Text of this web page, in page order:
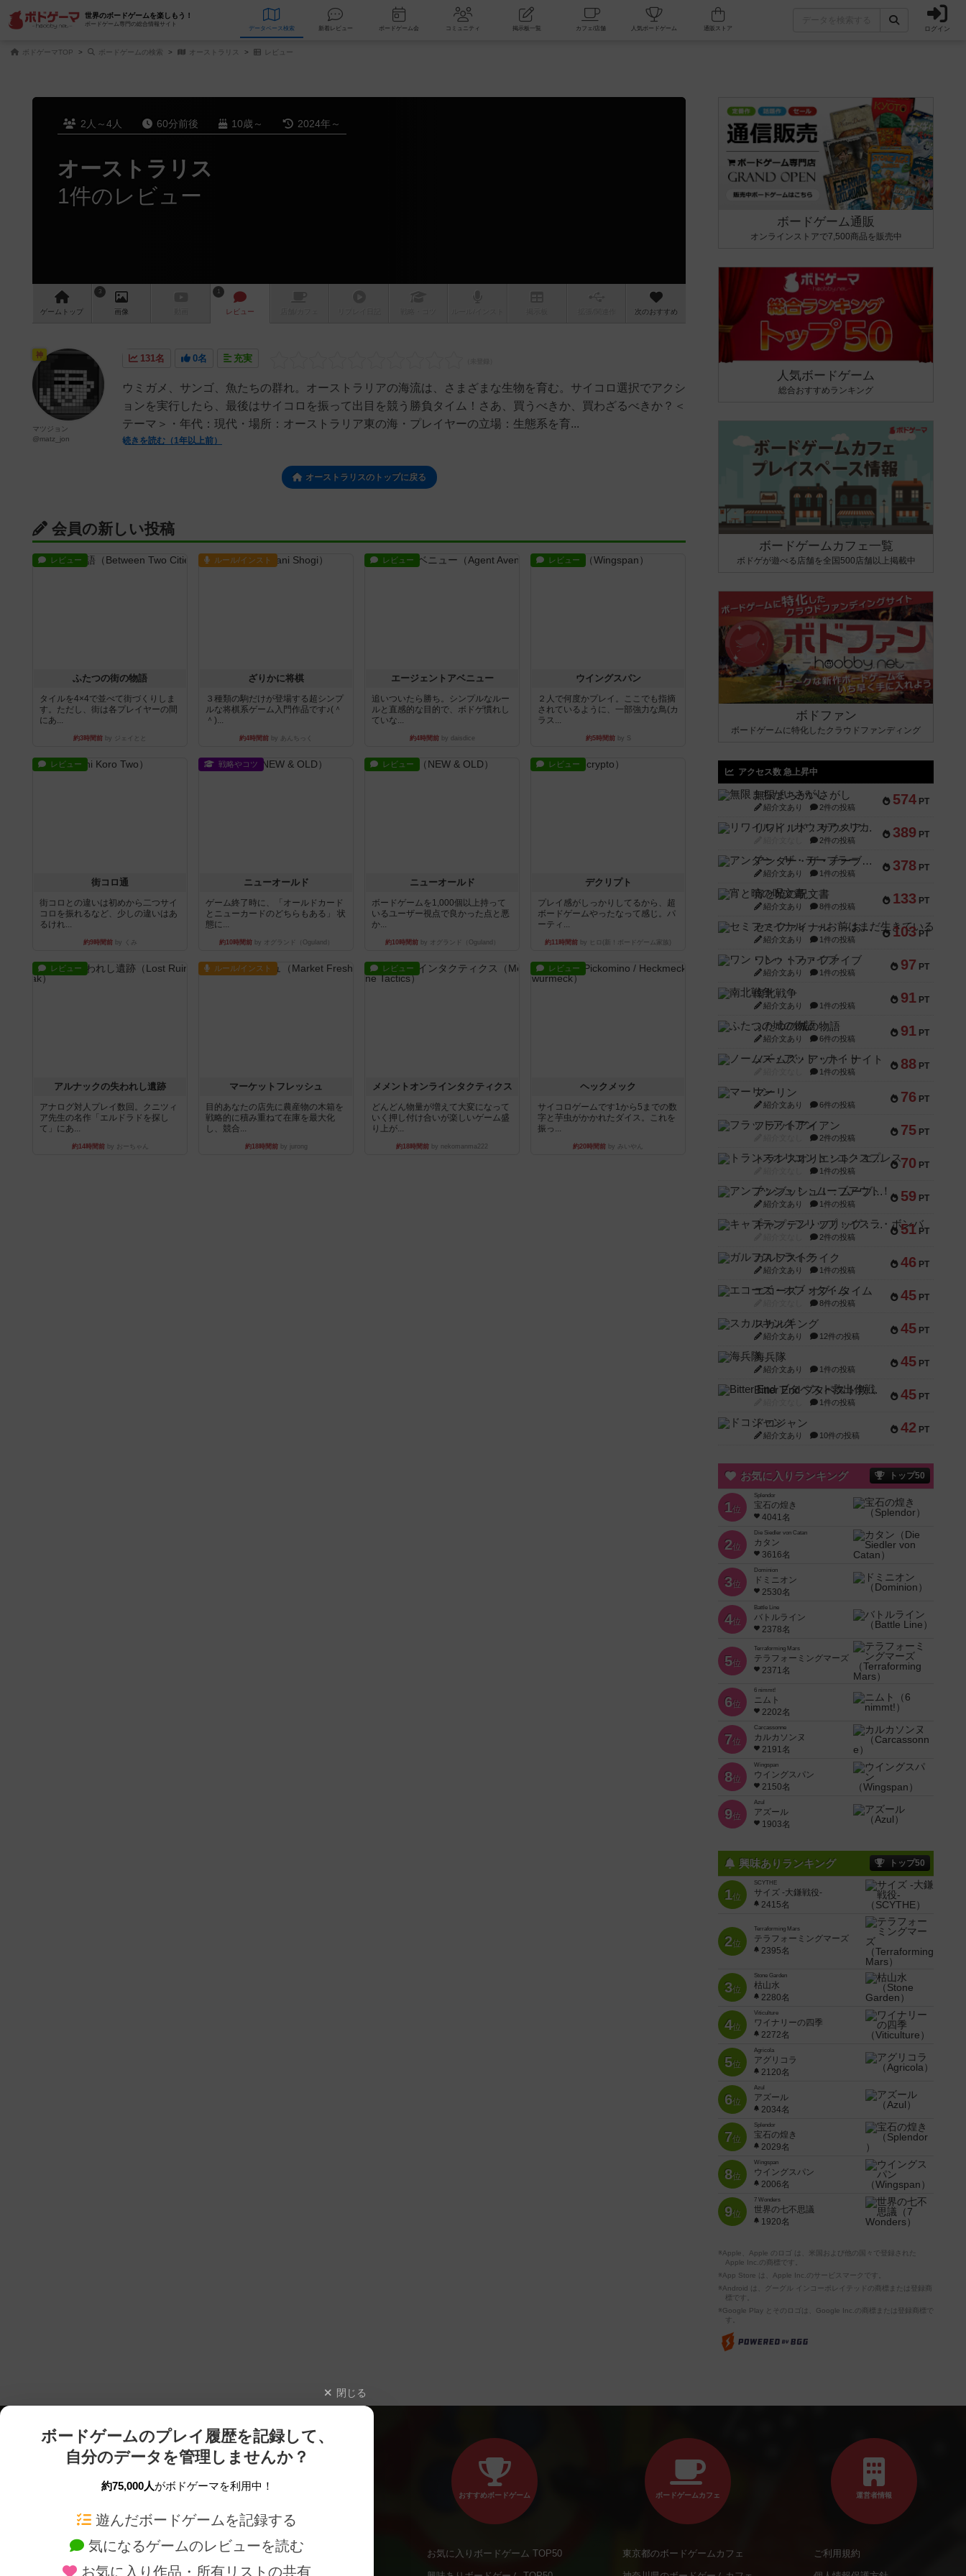
世界のボードゲームを楽しもう！
ボードゲーム専門の総合情報サイト
データベース 検索 新着レビュー ボードゲーム会 コミュニティ 掲示板一覧 カフェ/店舗 人気ボードゲーム ログイン
ボドゲーマTOP ボードゲームの検索 オーストラリス レビュー
2人～4人 60分前後 10歳～ 2024年～
オーストラリス
1件のレビュー
ゲーム トップ
3
画像
1
レビュー 次のおすすめ
131名 0名 充実
ウミガメ、サンゴ、魚たちの群れ。オーストラリアの海流は、さまざまな生物を育む。サイコロ選択でアクシ
ョンを実行したら、最後はサイコロを振って出目を競う勝負タイム！さあ、買うべきか、買わざるべきか？＜
テーマ＞・年代：現代・場所：オーストラリア東の海・プレイヤーの立場：生態系を育...
続きを読む（1年以上前）
神
マツジョン
@matz_jon
オーストラリスのトップに戻る
会員の新しい投稿
レビュー
ふたつの街の物語
タイルを4×4で並べて街づくりしま
す。ただし、街は各プレイヤーの間
にあ...
約3時間前 by ジェイとと
ルール/インスト
ざりかに将棋
３種類の駒だけが登場する超シンプ
ルな将棋系ゲーム入門作品です♪(＾
＾)...
約4時間前 by あんちっく
レビュー
エージェントアベニュー
追いついたら勝ち。シンプルなルー
ルと直感的な目的で、ボドゲ慣れし
ていな...
約4時間前by daisdice
レビュー
ウイングスパン
２人で何度かプレイ。ここでも指摘
されているように、一部強力な鳥(カ
ラス...
約5時間前by S
レビュー
街コロ通
街コロとの違いは初めから二つサイ
コロを振れるなど、少しの違いはあ
るけれ...
約9時間前by くみ
戦略やコツ
ニューオールド
ゲーム終了時に、「オールドカード
とニューカードのどちらもある」 状
態に...
約10時間前by オグランド（Oguland）
レビュー
ニューオールド
ボードゲームを1,000個以上持って
いるユーザー視点で良かった点と悪
か...
約10時間前by オグランド（Oguland）
レビュー
デクリプト
プレイ感がしっかりしてるから、超
ボードゲームやったなって感じ。パ
ーティ...
約11時間前 by ヒロ(新！ボードゲーム家族)
レビュー
アルナックの失われし遺跡
アナログ対人プレイ数回。クニツィ
ア先生の名作「エルドラドを探し
て」にあ...
約14時間前by おーちゃん
ルール/インスト
マーケットフレッシュ
目的あなたの店先に農産物の木箱を
戦略的に積み重ねて在庫を最大化
し、競合...
約18時間前by jurong
レビュー
メメントオンラインタクティクス
どんどん物量が増えて大変になって
いく押し付け合いが楽しいゲーム盛
り上が...
約18時間前 by nekomanma222
レビュー
ヘックメック
サイコロゲームです1から5までの数
字と芋虫がかかれたダイス。これを
振っ...
約20時間前 by みいやん
ボードゲーム通販
オンラインストアで7,500商品を販売中
人気ボードゲーム
総合おすすめランキング
ボードゲームカフェ一覧
ボドゲが遊べる店舗を全国500店舗以上掲載中
ボドファン
ボードゲームに特化したクラウドファンディング
アクセス数 急上昇中
574 PT
無限まちがいさがし
紹介文あり 2件の投稿
389 PT
リワイルド：サウスアメリカ
2件の投稿
378 PT
アンダー・ザ・テーブラー
紹介文あり 1件の投稿
133 PT
宵と暁の呪文書
紹介文あり 8件の投稿
103 PT
セミファイナル ～お前はまだ生きている～
紹介文あり 1件の投稿
97 PT
ワン・トゥ・ファイブ
紹介文あり 1件の投稿
91 PT
南北戦争
紹介文あり 1件の投稿
91 PT
ふたつの城の物語
紹介文あり 6件の投稿
88 PT
ノームズ・アット・ナイト
1件の投稿
76 PT
マーリン
紹介文あり 6件の投稿
75 PT
フラットアイアン
2件の投稿
70 PT
トランスオリエント・エクスプレス
1件の投稿
59 PT
アンブッシュ！：ムーブアウト！
紹介文あり 1件の投稿
51 PT
キャプテン・フリップ：イスラ・ボンバ
2件の投稿
46 PT
ガルフストライク
紹介文あり 1件の投稿
45 PT
エコーズ・オブ・タイム
8件の投稿
45 PT
スカルキング
紹介文あり 12件の投稿
45 PT
海兵隊
紹介文あり 1件の投稿
45 PT
Bitter End ブタペスト救出作戦
1件の投稿
42 PT
ドコジャン
紹介文あり 10件の投稿
お気に入りランキング トップ50
1位
Splendor
宝石の煌き
4041名
2位
Die Siedler von Catan
カタン
3616名
3位
Dominion
ドミニオン
2530名
4位
Battle Line
バトルライン
2378名
5位
Terraforming Mars
テラフォーミングマーズ
2371名
6位
6 nimmt!
ニムト
2202名
7位
Carcassonne
カルカソンヌ
2191名
8位
Wingspan
ウイングスパン
2150名
9位
Azul
アズール
1903名
興味ありランキング トップ50
1位
SCYTHE
サイズ -大鎌戦役-
2415名
2位
Terraforming Mars
テラフォーミングマーズ
2395名
3位
Stone Garden
枯山水
2280名
4位
Viticulture
ワイナリーの四季
2272名
5位
Agricola
アグリコラ
2120名
6位
Azul
アズール
2034名
7位
Splendor
宝石の煌き
2029名
8位
Wingspan
ウイングスパン
2006名
9位
7 Wonders
世界の七不思議
1920名
※Apple、Apple のロゴ は、米国および他の国々で登録された
Apple Inc.の商標です。
※App Store は、Apple Inc.のサービスマークです。
※Android は、グーグル インコーポレイテッドの商標または登録商
標です。
※Google Play とそのロゴは、Google Inc.の商標または登録商標で
す。
閉じる
ボードゲームのプレイ履歴を記録して、
自分のデータを管理しませんか？
約75,000人がボドゲーマを利用中！
遊んだボードゲームを記録する
気になるゲームのレビューを読む
お気に入り作品・所有リストの共有
ボードゲームを検索する 新作・再入荷情報
おすすめボードゲーム
お気に入りボードゲーム TOP50
ボードゲームカフェ
東京都のボードゲームカフェ
運営者情報
ご利用規約